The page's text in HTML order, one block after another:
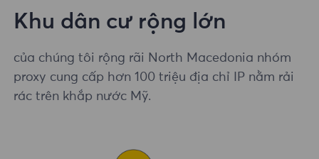
Khu dân cư rộng lớn
của chúng tôi rộng rãi North Macedonia nhóm
proxy cung cấp hơn 100 triệu địa chỉ IP nằm rải
rác trên khắp nước Mỹ.